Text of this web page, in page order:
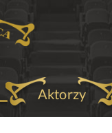
Aktorzy